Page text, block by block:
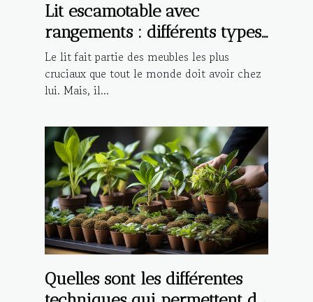
Lit escamotable avec
rangements : différents types,
avantages et critères de choix
Le lit fait partie des meubles les plus
cruciaux que tout le monde doit avoir chez
lui. Mais, il...
Quelles sont les différentes